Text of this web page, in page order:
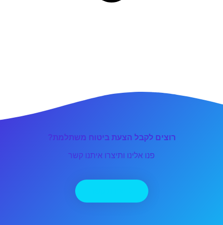
רוצים לקבל הצעת ביטוח משתלמת?
פנו אלינו ותיצרו איתנו קשר